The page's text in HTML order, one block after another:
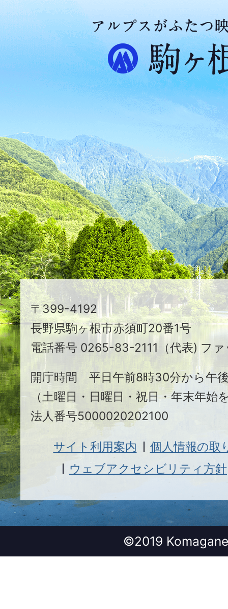
ア
ル
プ
ス
が
た
つ
映
え
る
ま
ち
駒
ヶ
根
市
〒399-4192
長野県駒ヶ根市赤須町20番1号
電話番号 0265-83-2111（代表) フ
開庁時間 平日午前8時30分から午
（土曜日・日曜日・祝日・年末年始
法人番号5000020202100
サイト利用案内
個人情報の取
ウェブアクセシビリティ方針
©2019